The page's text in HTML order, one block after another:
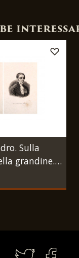
Sulla
grandine.
e
1824.